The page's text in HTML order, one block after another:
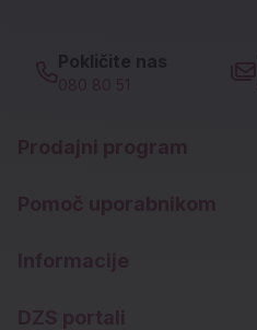
Pokličite nas
080 80 51
Prodajni program
Pomoč uporabnikom
Informacije
DZS portali